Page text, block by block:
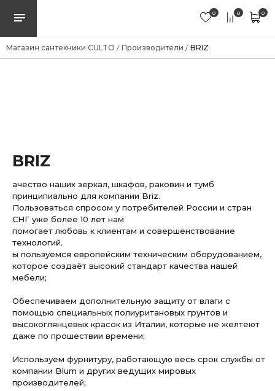
0 0 0
Магазин сантехники CULTO / Производители / BRIZ
BRIZ
ачество наших зеркал, шкафов, раковин и тумб
принципиально для компании Briz.
Пользоваться спросом у потребителей России и стран
СНГ уже более 10 лет нам
помогает любовь к клиентам и совершенствование
технологий.
ы пользуемся европейским техническим оборудованием,
которое создаёт высокий стандарт качества нашей
мебели;
Обеспечиваем дополнительную защиту от влаги с
помощью специальных полиуритановых грунтов и
высокоглянцевых красок из Италии, которые не желтеют
даже по прошествии времени;
Используем фурнитуру, работающую весь срок службы от
компании Blum и других ведущих мировых
производителей;